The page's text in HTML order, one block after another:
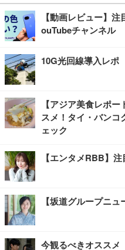
【動画レビュー】
ouTubeチャンネル
10G光回線導入レポ
【アジア美食レポ
スメ！タイ・バンコ
ェック
【エンタメRBB】
【坂道グループニ
今観るべきオススメ